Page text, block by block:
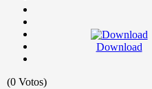
(0 Votos)
Download